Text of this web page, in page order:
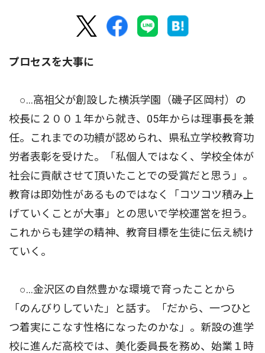
プロセスを大事に
○…高祖父が創設した横浜学園（磯子区岡村）の
校長に２００１年から就き、05年からは理事長を兼
任。これまでの功績が認められ、県私立学校教育功
労者表彰を受けた。「私個人ではなく、学校全体が
社会に貢献させて頂いたことでの受賞だと思う」。
教育は即効性があるものではなく「コツコツ積み上
げていくことが大事」との思いで学校運営を担う。
これからも建学の精神、教育目標を生徒に伝え続け
ていく。
○…金沢区の自然豊かな環境で育ったことから
「のんびりしていた」と話す。「だから、一つひと
つ着実にこなす性格になったのかな」。新設の進学
校に進んだ高校では、美化委員長を務め、始業１時